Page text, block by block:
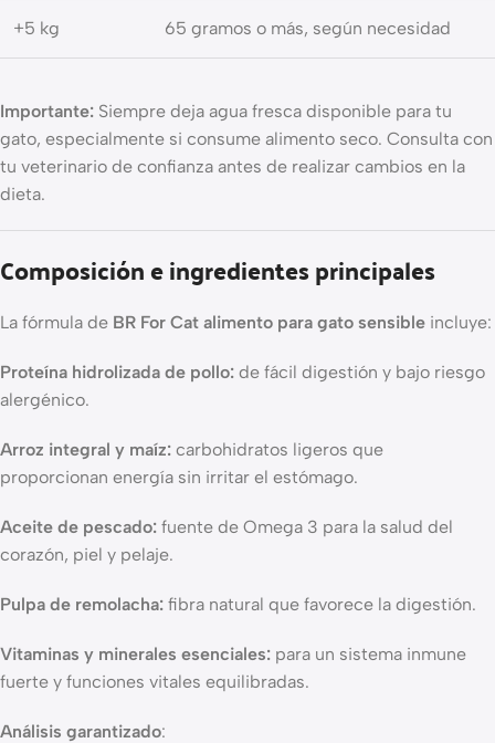
+5 kg 65 gramos o más, según necesidad
Importante: Siempre deja agua fresca disponible para tu
gato, especialmente si consume alimento seco. Consulta con
tu veterinario de confianza antes de realizar cambios en la
dieta.
Composición e ingredientes principales
La fórmula de BR For Cat alimento para gato sensible incluye:
Proteína hidrolizada de pollo: de fácil digestión y bajo riesgo
alergénico.
Arroz integral y maíz: carbohidratos ligeros que
proporcionan energía sin irritar el estómago.
Aceite de pescado: fuente de Omega 3 para la salud del
corazón, piel y pelaje.
Pulpa de remolacha: fibra natural que favorece la digestión.
Vitaminas y minerales esenciales: para un sistema inmune
fuerte y funciones vitales equilibradas.
Análisis garantizado: